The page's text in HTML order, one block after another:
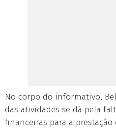
No corpo do informativo,
das atividades se dá pela
financeiras para a prestação